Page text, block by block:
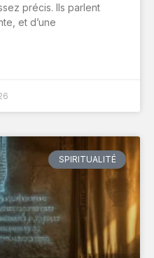
précis. Ils parlent
et d’une
SPIRITUALITÉ